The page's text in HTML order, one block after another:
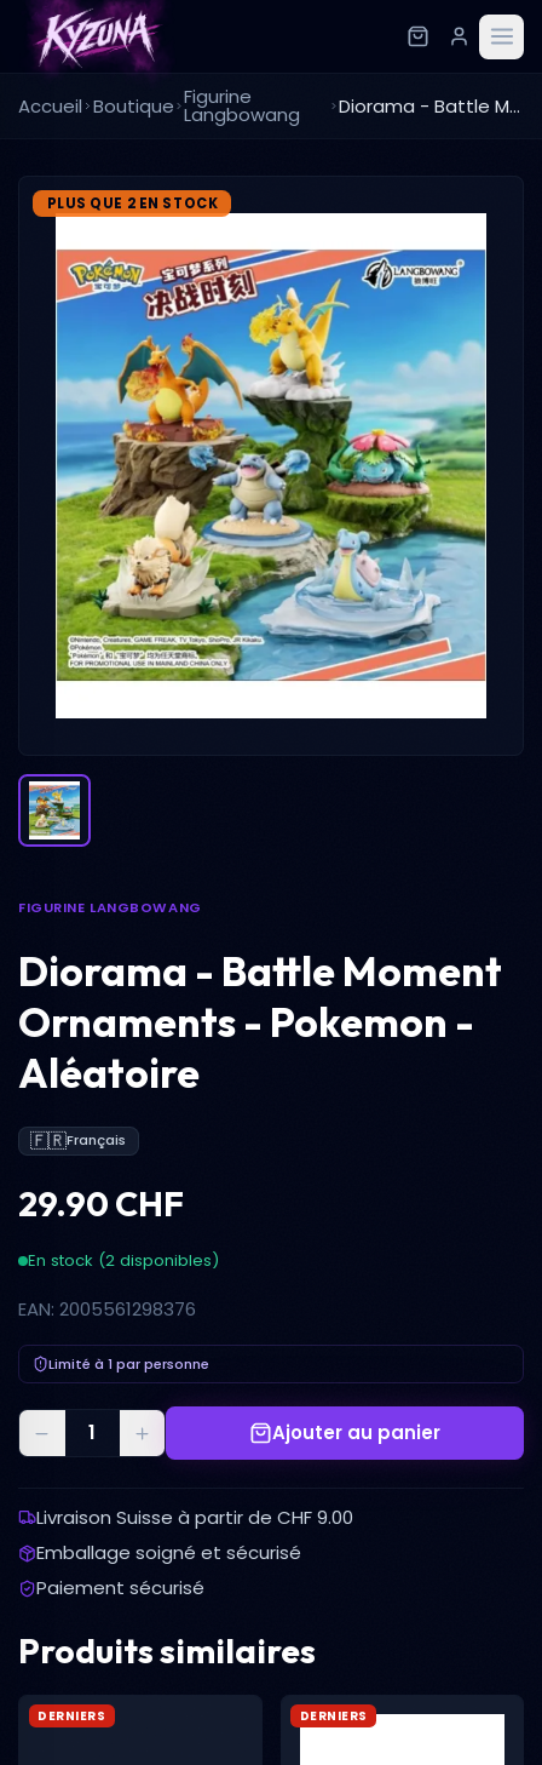
Accueil Boutique Figurine
Langbowang Diorama - Battle Moment Ornaments - Pokemon - Aléatoire
PLUS QUE 2 EN STOCK
FIGURINE LANGBOWANG
Diorama - Battle Moment
Ornaments - Pokemon -
Aléatoire
🇫🇷Français
29.90 CHF
En stock (2 disponibles)
EAN: 2005561298376
Limité à 1 par personne
Ajouter au panier
Livraison Suisse à partir de CHF 9.00
Emballage soigné et sécurisé
Paiement sécurisé
Produits similaires
DERNIERS DERNIERS